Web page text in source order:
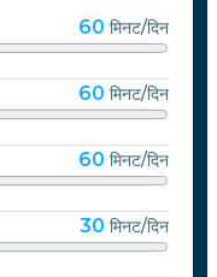
60 मिनट/दिन
60 मिनट/दिन
60 मिनट/दिन
30 मिनट/दिन